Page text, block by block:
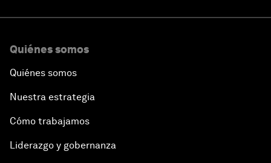
Quiénes somos
Quiénes somos
Nuestra estrategia
Cómo trabajamos
Liderazgo y gobernanza